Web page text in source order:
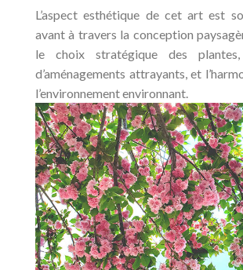
L’aspect esthétique de cet art est
avant à travers la conception
le choix stratégique des
d’aménagements attrayants, et
l’environnement environnant.